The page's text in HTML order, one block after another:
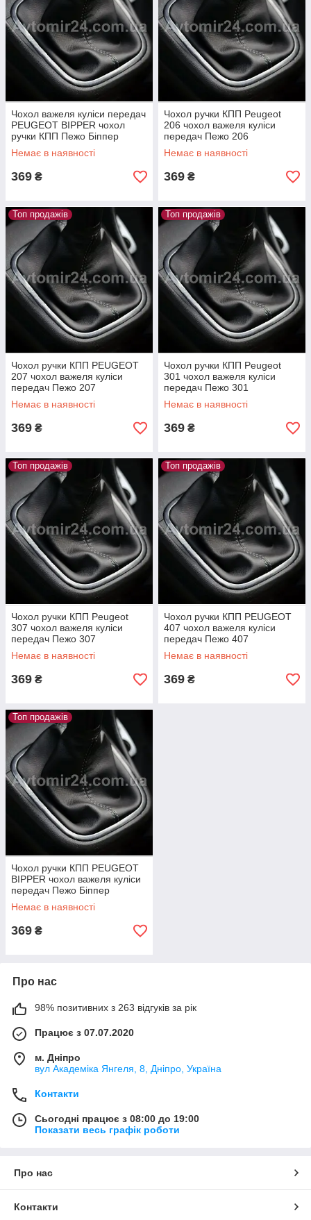
Чохол важеля куліси передач
PEUGEOT BIPPER чохол
ручки КПП Пежо Біппер
Немає в наявності
369 ₴
Чохол ручки КПП Peugeot
206 чохол важеля куліси
передач Пежо 206
Немає в наявності
369 ₴
Топ продажів
Чохол ручки КПП PEUGEOT
207 чохол важеля куліси
передач Пежо 207
Немає в наявності
369 ₴
Топ продажів
Чохол ручки КПП Peugeot
301 чохол важеля куліси
передач Пежо 301
Немає в наявності
369 ₴
Топ продажів
Чохол ручки КПП Peugeot
307 чохол важеля куліси
передач Пежо 307
Немає в наявності
369 ₴
Топ продажів
Чохол ручки КПП PEUGEOT
407 чохол важеля куліси
передач Пежо 407
Немає в наявності
369 ₴
Топ продажів
Чохол ручки КПП PEUGEOT
BIPPER чохол важеля куліси
передач Пежо Біппер
Немає в наявності
369 ₴
Про нас
98% позитивних з 263 відгуків за рік
Працює з 07.07.2020
м. Дніпро
вул Академіка Янгеля, 8, Дніпро, Україна
Контакти
Сьогодні працює з 08:00 до 19:00
Показати весь графік роботи
Про нас
Контакти